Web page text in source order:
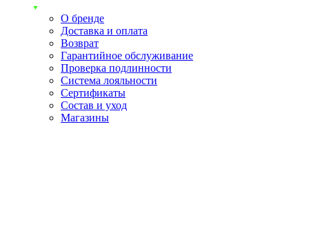
О бренде
Доставка и оплата
Возврат
Гарантийное обслуживание
Проверка подлинности
Система лояльности
Сертификаты
Состав и уход
Магазины